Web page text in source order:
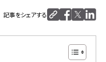
記事をシェアする